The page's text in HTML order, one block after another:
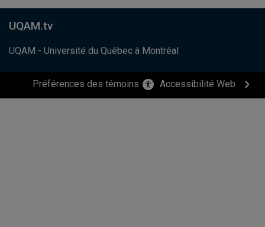
UQAM - Université du Québec à Montréal
UQAM.tv
Préférences des témoins Accessibilité Web